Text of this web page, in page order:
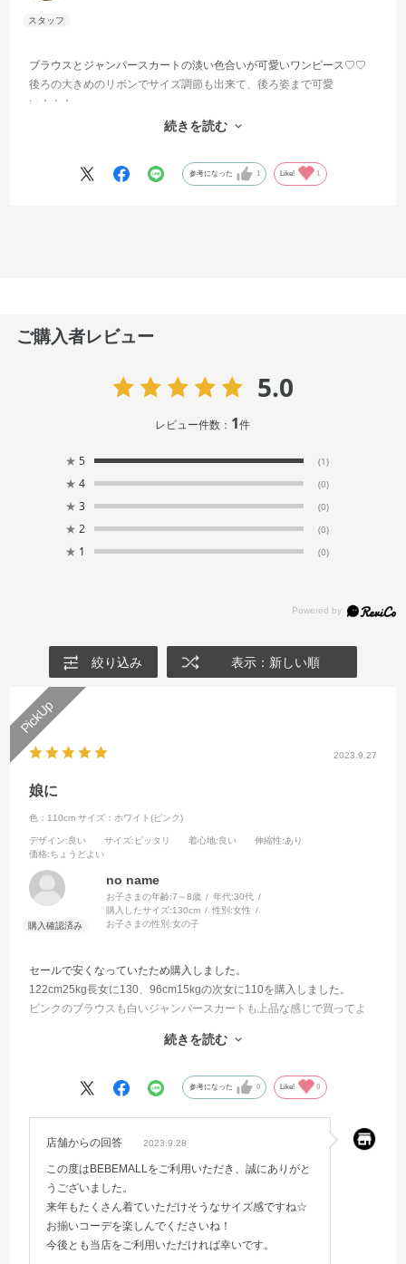
ブラウスとジャンパースカートの淡い色合いが可愛いワンピース♡♡
後ろの大きめのリボンでサイズ調節も出来て、後ろ姿まで可愛
い！！！
首元と肩にもフリルがあって、可愛いがたくさん詰め込まれたワンピ
続きを読む
参考になった 1 Like! 1
ご購入者レビュー
5.0
レビュー件数： 1件
★ 5 (1)
★ 4 (0)
★ 3 (0)
★ 2 (0)
★ 1 (0)
絞り込み 表示：新しい順
2023.9.27
娘に
色：110cm サイズ：ホワイト(ピンク)
デザイン:良い サイズ:ピッタリ 着心地:良い 伸縮性:あり
価格:ちょうどよい
no name
お子さまの年齢:7～8歳 年代:30代
購入したサイズ:130cm 性別:女性
お子さまの性別:女の子
セールで安くなっていたため購入しました。
122cm25kg長女に130、96cm15kgの次女に110を購入しました。
ピンクのブラウスも白いジャンパースカートも上品な感じで買ってよ
生地も薄すぎず、だけど涼しそうで暑い日でも着れました。
白いので下着が少し透けます。白い下着か何か履かせた方が良さそう
来年も着れそうなので、たくさん着せたいです。
続きを読む
参考になった 0 Like! 0
店舗からの回答 2023.9.28
この度はBEBEMALLをご利用いただき、誠にありがと
うございました。
来年もたくさん着ていただけそうなサイズ感ですね☆
お揃いコーデを楽しんでくださいね！
今後とも当店をご利用いただければ幸いです。